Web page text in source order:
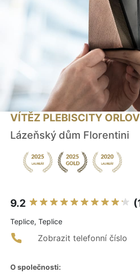
VÍTĚZ PLEBISCITY
Lázeňský dům Florentini
9.2
Teplice, Teplice
Zobrazit telefonní číslo
O společnosti: